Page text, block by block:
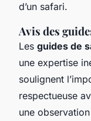
d’un safari.
Avis des
Les guides de
une expertise
soulignent
respectueuse
une